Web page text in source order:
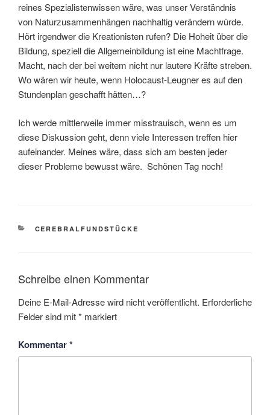
reines Spezialistenwissen wäre, was unser Verständnis
von Naturzusammenhängen nachhaltig verändern würde.
Hört irgendwer die Kreationisten rufen? Die Hoheit über die
Bildung, speziell die Allgemeinbildung ist eine Machtfrage.
Macht, nach der bei weitem nicht nur lautere Kräfte streben.
Wo wären wir heute, wenn Holocaust-Leugner es auf den
Stundenplan geschafft hätten…?
Ich werde mittlerweile immer misstrauisch, wenn es um
diese Diskussion geht, denn viele Interessen treffen hier
aufeinander. Meines wäre, dass sich am besten jeder
dieser Probleme bewusst wäre. Schönen Tag noch!
KATEGORIEN
CEREBRALFUNDSTÜCKE
Schreibe einen Kommentar
Deine E-Mail-Adresse wird nicht veröffentlicht. Erforderliche
Felder sind mit* markiert
Kommentar*